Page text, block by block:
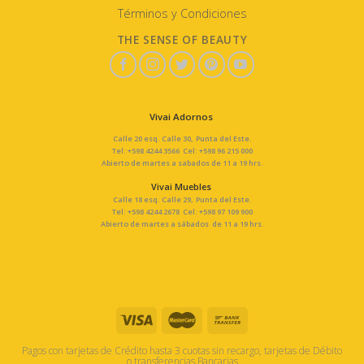
Términos y Condiciones
THE SENSE OF BEAUTY
Vivai Adornos
Calle 20 esq. Calle 30, Punta del Este.
Tel: +598 4244 3566 Cel: +598 96 215 000
Abierto de martes a sabados de 11 a 19 hrs.
Vivai Muebles
Calle 18 esq. Calle 29, Punta del Este.
Tel: +598 4244 2678 Cel: +598 97 109 900
Abierto de martes a sábados de 11 a 19 hrs.
Pagos con tarjetas de Crédito hasta 3 cuotas sin recargo, tarjetas de Débito
o transferencias Bancarias